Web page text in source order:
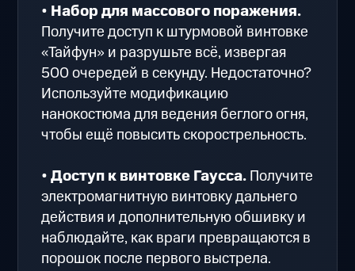
• Набор для массового поражения.
Получите доступ к штурмовой винтовке
«Тайфун» и разрушьте всё, извергая
500 очередей в секунду. Недостаточно?
Используйте модификацию
нанокостюма для ведения беглого огня,
чтобы ещё повысить скорострельность.
•Доступ к винтовке Гаусса.Получите
электромагнитную винтовку дальнего
действия и дополнительную обшивку и
наблюдайте, как враги превращаются в
порошок после первого выстрела.